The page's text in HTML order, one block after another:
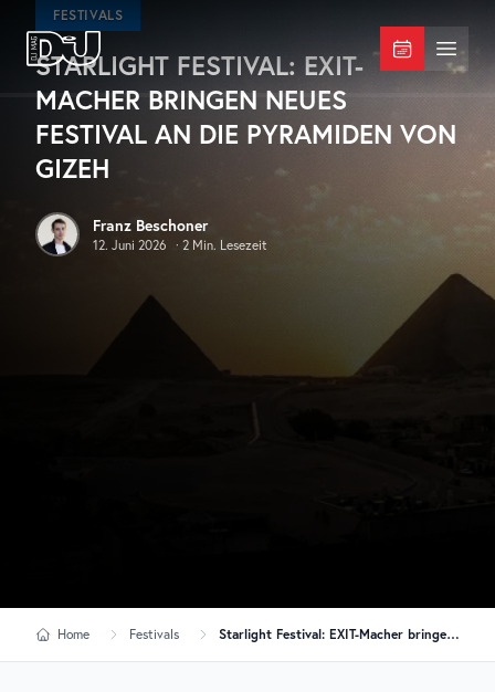
Zum Hauptinhalt springen
DJ Mag Germany Menü
FESTIVALS
STARLIGHT FESTIVAL: EXIT-
MACHER BRINGEN NEUES
FESTIVAL AN DIE PYRAMIDEN VON
GIZEH
Franz Beschoner
12. Juni 2026 · 2 Min. Lesezeit
Home Festivals Starlight Festival: EXIT-Macher bringen neues Festival an die Pyramiden von Gizeh